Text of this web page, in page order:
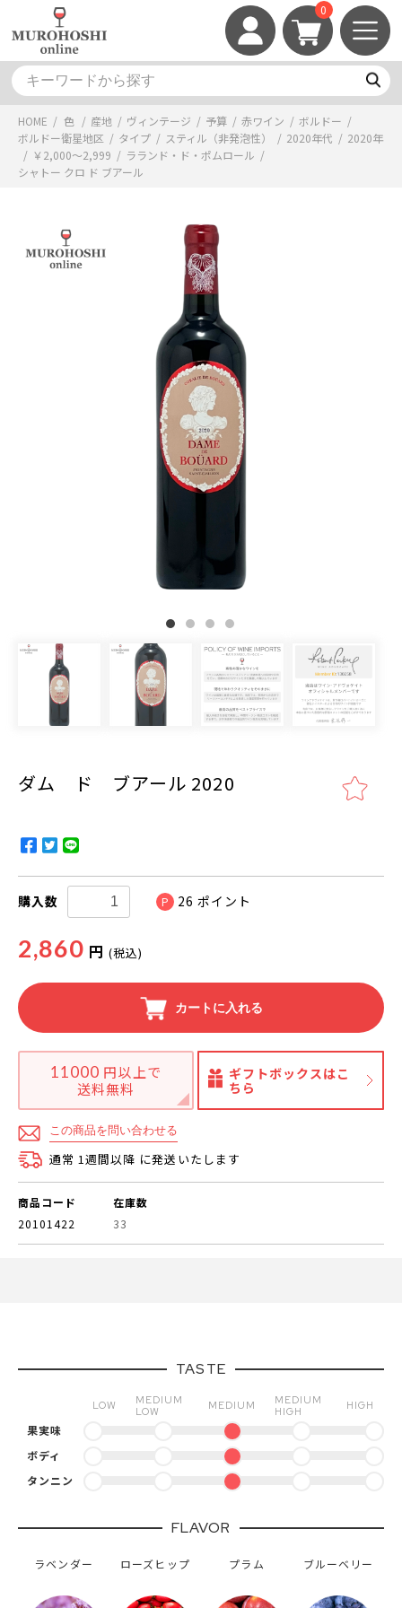
0
HOME / 色 / 産地 / ヴィンテージ / 予算 / 赤ワイン / ボルドー /
ボルドー衛星地区 / タイプ / スティル（非発泡性） / 2020年代 / 2020年
/ ￥2,000～2,999 / ラランド・ド・ポムロール /
シャトー クロ ド ブアール
ダム ド ブアール 2020
購入数 P 26 ポイント
2,860 円 (税込)
カートに入れる
11000 円以上で
送料無料
ギフトボックスはこ
ちら
この商品を問い合わせる
通常 1週間以降 に発送いたします
商品コード
20101422
在庫数
33
TASTE
LOW
MEDIUM
LOW
MEDIUM
MEDIUM
HIGH
HIGH
果実味
ボディ
タンニン
FLAVOR
ラベンダー ローズヒップ プラム ブルーベリー